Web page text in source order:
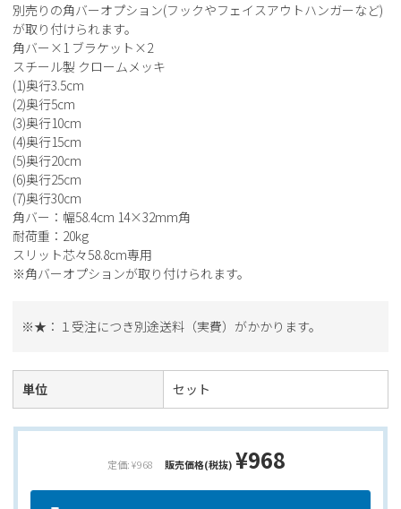
別売りの角バーオプション(フックやフェイスアウトハンガーなど)
が取り付けられます。
角バー×1 ブラケット×2
スチール製 クロームメッキ
(1)奥行3.5cm
(2)奥行5cm
(3)奥行10cm
(4)奥行15cm
(5)奥行20cm
(6)奥行25cm
(7)奥行30cm
角バー：幅58.4cm 14×32mm角
耐荷重：20kg
スリット芯々58.8cm専用
※角バーオプションが取り付けられます。
※★：１受注につき別途送料（実費）がかかります。
単位 セット
定価: ¥968 販売価格(税抜) ¥968